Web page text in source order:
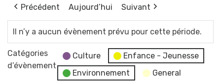
Précédent
Aujourd’hui Suivant
Il n’y a aucun évènement prévu pour cette période.
Catégories
d’évènement
Culture
Enfance - Jeunesse
Environnement
General